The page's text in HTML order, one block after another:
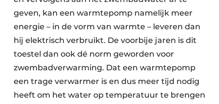
geven, kan een warmtepomp namelijk meer
energie – in de vorm van warmte – leveren dan
hij elektrisch verbruikt. De voorbije jaren is dit
toestel dan ook dé norm geworden voor
zwembadverwarming. Dat een warmtepomp
een trage verwarmer is en dus meer tijd nodig
heeft om het water op temperatuur te brengen